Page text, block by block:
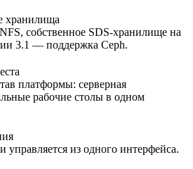
хранилища
собственное SDS-хранилище на
3.1 — поддержка Ceph.
платформы: серверная
рабочие столы в одном
управляется из одного интерфейса.